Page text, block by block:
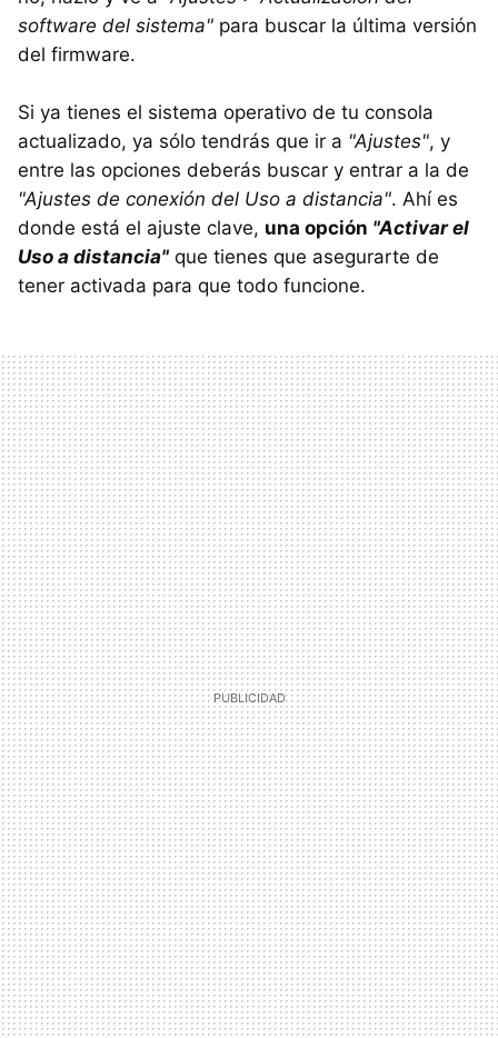
software del sistema" para buscar la última versión
del firmware.
Si ya tienes el sistema operativo de tu consola
actualizado, ya sólo tendrás que ir a "Ajustes", y
entre las opciones deberás buscar y entrar a la de
"Ajustes de conexión del Uso a distancia". Ahí es
donde está el ajuste clave, una opción "Activar el
Uso a distancia" que tienes que asegurarte de
tener activada para que todo funcione.